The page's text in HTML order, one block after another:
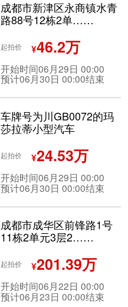
成都市新津区永商镇水青
路88号12栋2单……
起拍价 ¥46.2万
开始时间06月29日 00:00
预计06月30日 00:00结束
车牌号为川GB0072的玛
莎拉蒂小型汽车
起拍价 ¥24.53万
开始时间06月29日 00:00
预计06月30日 00:00结束
成都市成华区前锋路1号
11栋2单元3层2……
起拍价 ¥201.39万
开始时间06月22日 00:00
预计06月23日 00:00结束